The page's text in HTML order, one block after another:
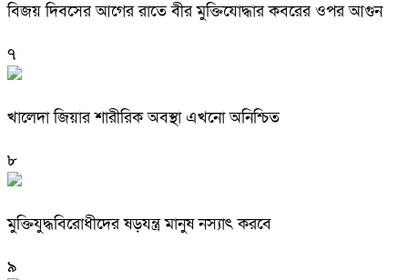
বিজয় দিবসের আগের রাতে বীর মুক্তিযোদ্ধার কবরের ওপর আগুন
৭
খালেদা জিয়ার শারীরিক অবস্থা এখনো অনিশ্চিত
৮
মুক্তিযুদ্ধবিরোধীদের ষড়যন্ত্র মানুষ নস্যাৎ করবে
৯